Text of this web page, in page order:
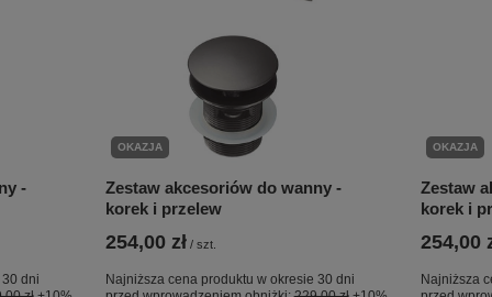
-
dni
OKAZJA
Zestaw akcesoriów do wanny -
korek i przelew
254,00 zł / szt.
Najniższa cena produktu w okresie 30 dni
OKAZJA
Zestaw
korek i
254,00
Najniższa